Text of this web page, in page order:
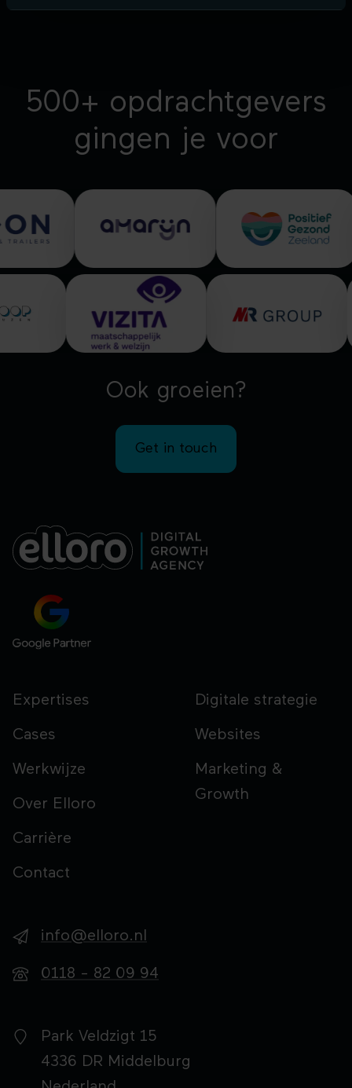
500+ opdrachtgevers
gingen je voor
Ook groeien?
Get in touch
Expertises
Cases
Werkwijze
Over Elloro
Carrière
Contact
Digitale strategie
Websites
Marketing &
Growth
info@elloro.nl
0118 - 82 09 94
Park Veldzigt 15
4336 DR Middelburg